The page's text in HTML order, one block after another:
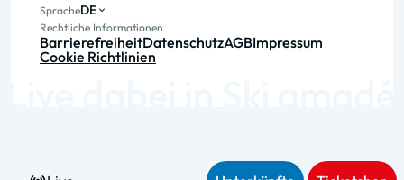
SpracheDE
Rechtliche Informationen
BarrierefreiheitDatenschutzAGBImpressum
Cookie Richtlinien